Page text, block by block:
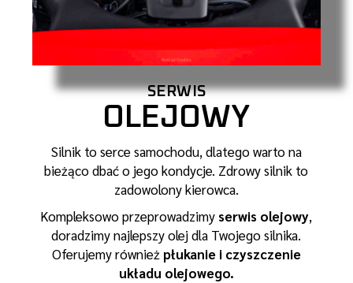
SERWIS
OLEJOWY
Silnik to serce samochodu, dlatego warto na
bieżąco dbać o jego kondycje. Zdrowy silnik to
zadowolony kierowca.
Kompleksowo przeprowadzimy serwis olejowy,
doradzimy najlepszy olej dla Twojego silnika.
Oferujemy również płukanie i czyszczenie
układu olejowego.